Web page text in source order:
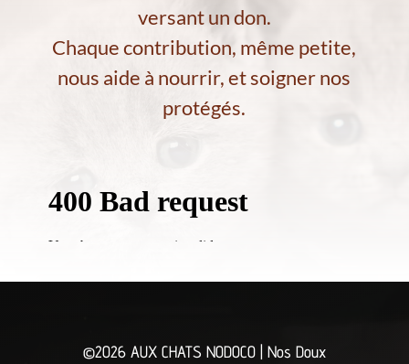
versant un don.
Chaque contribution, même petite,
nous aide à nourrir, et soigner nos
protégés.
©2026 AUX CHATS NODOCO | Nos Doux